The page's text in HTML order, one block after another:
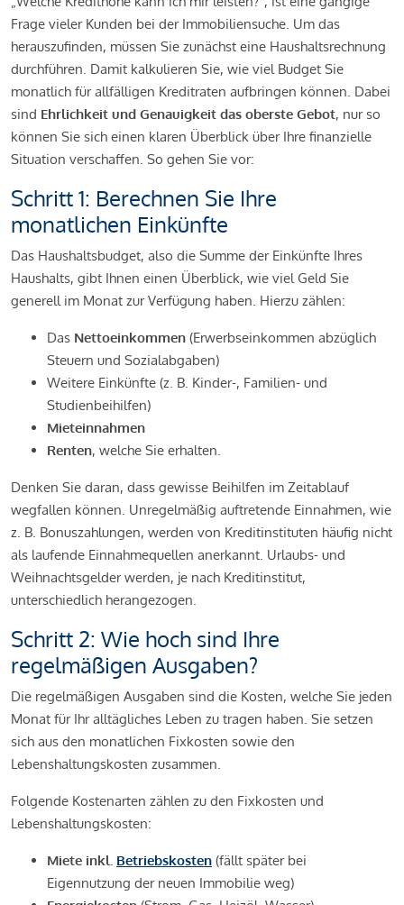
Frage vieler Kunden bei der Immobiliensuche. Um das
herauszufinden, müssen Sie zunächst eine Haushaltsrechnung
durchführen. Damit kalkulieren Sie, wie viel Budget Sie
monatlich für allfälligen Kreditraten aufbringen können. Dabei
sind Ehrlichkeit und Genauigkeit das oberste Gebot, nur so
können Sie sich einen klaren Überblick über Ihre finanzielle
Situation verschaffen. So gehen Sie vor:
Schritt 1: Berechnen Sie Ihre
monatlichen Einkünfte
Das Haushaltsbudget, also die Summe der Einkünfte Ihres
Haushalts, gibt Ihnen einen Überblick, wie viel Geld Sie
generell im Monat zur Verfügung haben. Hierzu zählen:
Das Nettoeinkommen (Erwerbseinkommen abzüglich
Steuern und Sozialabgaben)
Weitere Einkünfte (z. B. Kinder-, Familien- und
Studienbeihilfen)
Mieteinnahmen
Renten, welche Sie erhalten.
Denken Sie daran, dass gewisse Beihilfen im Zeitablauf
wegfallen können. Unregelmäßig auftretende Einnahmen, wie
z. B. Bonuszahlungen, werden von Kreditinstituten häufig nicht
als laufende Einnahmequellen anerkannt. Urlaubs- und
Weihnachtsgelder werden, je nach Kreditinstitut,
unterschiedlich herangezogen.
Schritt 2: Wie hoch sind Ihre
regelmäßigen Ausgaben?
Die regelmäßigen Ausgaben sind die Kosten, welche Sie jeden
Monat für Ihr alltägliches Leben zu tragen haben. Sie setzen
sich aus den monatlichen Fixkosten sowie den
Lebenshaltungskosten zusammen.
Folgende Kostenarten zählen zu den Fixkosten und
Lebenshaltungskosten:
Miete inkl. Betriebskosten (fällt später bei
Eigennutzung der neuen Immobilie weg)